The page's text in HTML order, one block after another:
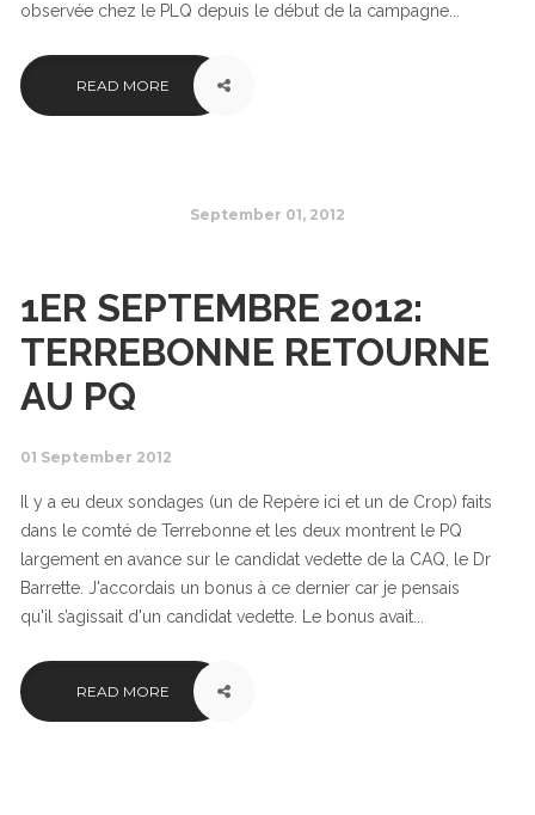
observée chez le PLQ depuis le début de la campagne...
READ MORE
September 01, 2012
1ER SEPTEMBRE 2012:
TERREBONNE RETOURNE
AU PQ
01 September 2012
Il y a eu deux sondages (un de Repère ici et un de Crop) faits
dans le comté de Terrebonne et les deux montrent le PQ
largement en avance sur le candidat vedette de la CAQ, le Dr
Barrette. J'accordais un bonus à ce dernier car je pensais
qu'il s’agissait d'un candidat vedette. Le bonus avait...
READ MORE